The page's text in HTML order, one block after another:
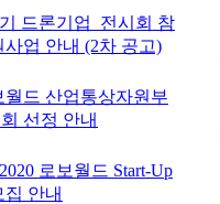
드론기업_전시회 참
사업 안내 (2차 공고)
월드 산업통상자원부
선정 안내
로보월드 Start-Up
집 안내